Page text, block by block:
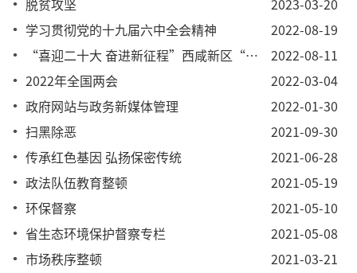
2023-03-20
脱贫攻坚
2022-08-19
学习贯彻党的十九届六中全会精神
2022-08-11
“喜迎二十大 奋进新征程”西咸新区“红五月音乐会”线上展演活动
2022-03-04
2022年全国两会
2022-01-30
政府网站与政务新媒体管理
2021-09-30
扫黑除恶
2021-06-28
传承红色基因 弘扬保密传统
2021-05-19
政法队伍教育整顿
2021-05-10
环保督察
2021-05-08
省生态环境保护督察专栏
2021-03-21
市场秩序整顿